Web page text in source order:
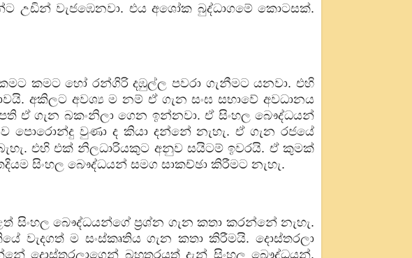
වැජඹෙනවා. එය අශෝක බුද්ධාගමේ කොටසක්.
කමට හෝ රන්ගිරි දඹුල්ල පවරා ගැනීමට යනවා. එහි
අකිලට අවශ්‍ය ම නම් ඒ ගැන සංඝ සභාවේ අවධානය
ඒ ගැන බකංනිලා ගෙන ඉන්නවා. ඒ සිංහල බෞද්ධයන්
පොරොන්දු වුණා ද කියා දන්නේ නැහැ. ඒ ගැන රජයේ
එහි එක් නිලධාරියකුට අනුව සයිටම් ඉවරයි. ඒ කුමක්
සිංහල බෞද්ධයන් සමග සාකච්ඡා කිරීමට නැහැ.
සිංහල බෞද්ධයන්ගේ ප්‍රශ්න ගැන කතා කරන්නේ නැහැ.
වැදගත් ම සංස්කෘතිය ගැන කතා කිරීමයි. දොස්තරලා
දොස්තරලාගෙන් බහුතරයත් දැන් සිංහල බෞද්ධයන්.